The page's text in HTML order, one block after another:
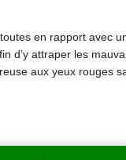
en rapport avec
d’y attraper les
aux yeux rouges